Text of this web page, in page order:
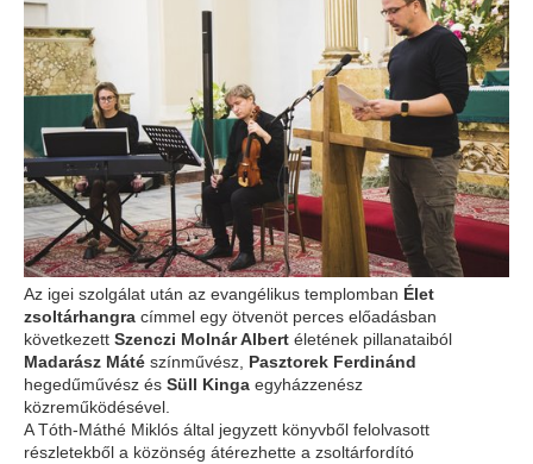
Az igei szolgálat után az evangélikus templomban Élet
zsoltárhangra címmel egy ötvenöt perces előadásban
következett Szenczi Molnár Albert életének pillanataiból
Madarász Máté színművész, Pasztorek Ferdinánd
hegedűművész és Süll Kinga egyházzenész
közreműködésével.
A Tóth-Máthé Miklós által jegyzett könyvből felolvasott
részletekből a közönség átérezhette a zsoltárfordító